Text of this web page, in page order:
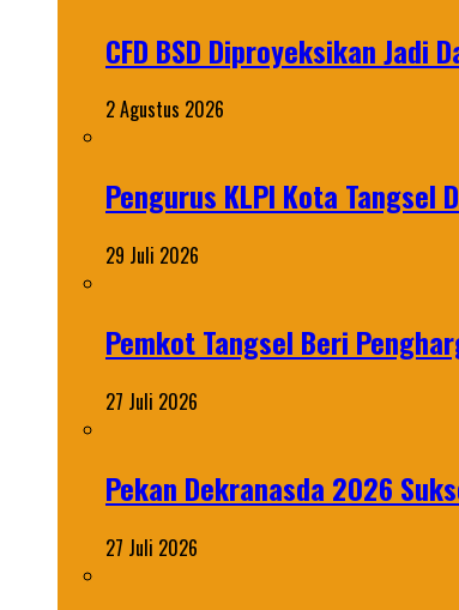
CFD BSD Diproyeksikan Jadi
2 Agustus 2026
Pengurus KLPI Kota
29 Juli 2026
Pemkot Tangsel Beri
27 Juli 2026
Pekan Dekranasda 2026
27 Juli 2026